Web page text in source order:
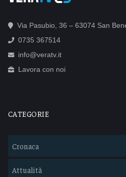
Via Pasubio, 36 – 63074 San
0735 367514
info@veratv.it
Lavora con noi
CATEGORIE
Cronaca
Attualità